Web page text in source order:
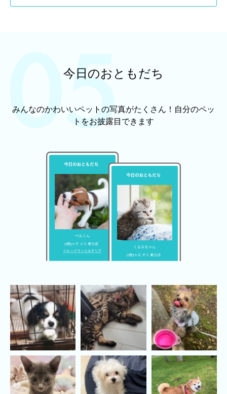
今日のおともだち
みんなのかわいいペットの写真がたくさん！自分のペッ
トをお披露目できます